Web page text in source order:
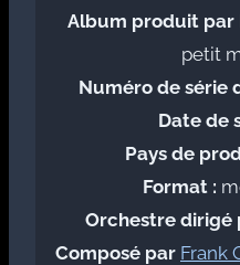
Album produit par
petit
Numéro de série
Date de
Pays de
Format :
Orchestre dirigé
Composé par Frank